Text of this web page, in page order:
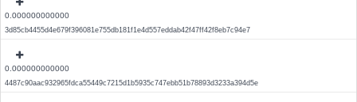
0.000000000000
3d85cb4455d4e679f396081e755db181f1e4d557eddab42f47ff42f8eb7c94e7
0.000000000000
4487c90aac932965fdca55449c7215d1b5935c747ebb51b78893d3233a394d5e